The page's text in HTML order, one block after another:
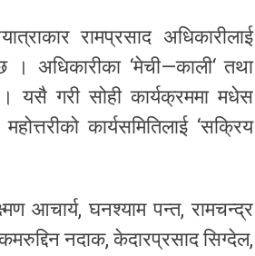
रामप्रसाद अधिकारीलाई
अधिकारीका ‘मेची—काली‘ तथा
यसै गरी सोही कार्यक्रममा मधेस
कार्यसमितिलाई ‘सक्रिय
आचार्य, घनश्याम पन्त, रामचन्द्र
नदाक, केदारप्रसाद सिग्देल,